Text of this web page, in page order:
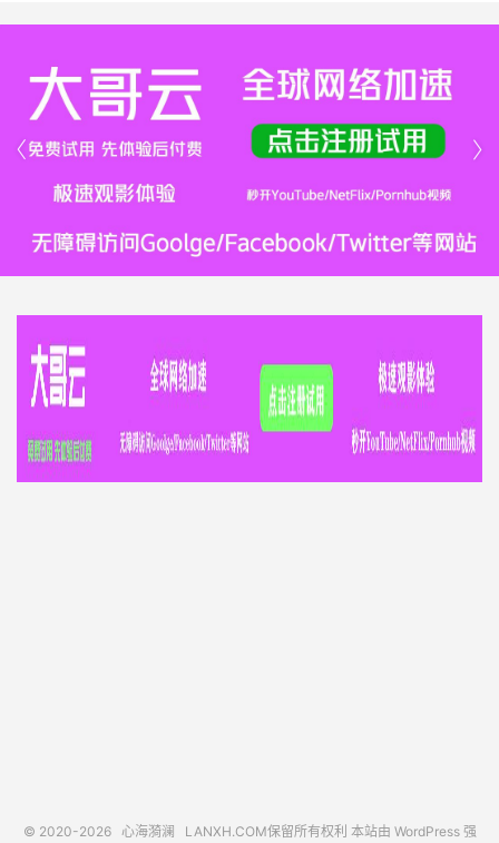


© 2020-2026 心海漪澜 LANXH.COM保留所有权利 本站由 WordPress 强